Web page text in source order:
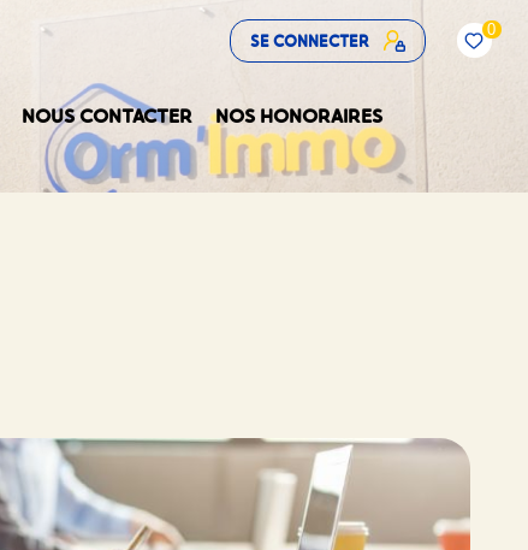
SE CONNECTER
0
NOUS CONTACTER NOS HONORAIRES